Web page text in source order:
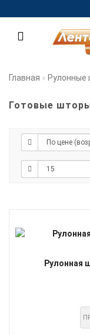
Главная Рулонные
Готовые
Рулонная